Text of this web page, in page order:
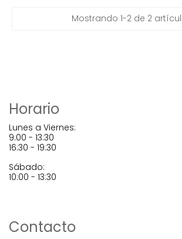
Mostrando 1-2 de 2
Horario
Lunes a Viernes:
9:00 - 13:30
16:30 - 19:30
Sábado:
10:00 - 13:30
Contacto